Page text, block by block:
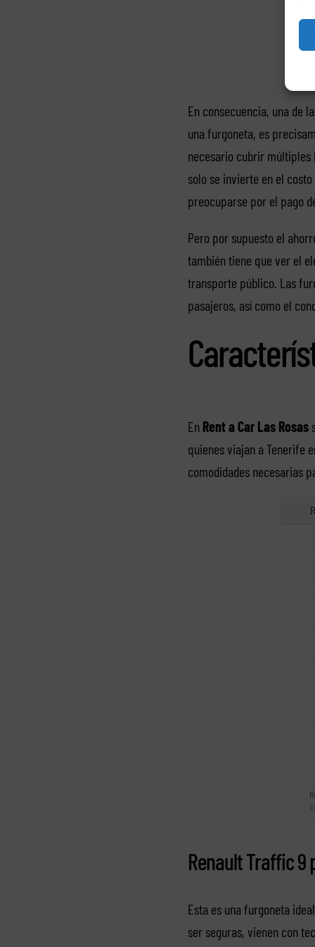
En consecuencia, una de
una furgoneta, es
necesario cubrir
solo se invierte en el
preocuparse por el pago
Pero por supuesto el
también tiene que ver el
transporte público. Las
pasajeros, así como el
En Rent a Car Las Rosas
quienes viajan a Tenerife
comodidades necesarias
Renault Traffic 9
Esta es una furgoneta
ser seguras, vienen con